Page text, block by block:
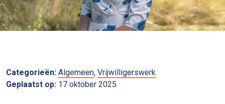
Categorieën: Algemeen, Vrijwilligerswerk
Geplaatst op: 17 oktober 2025